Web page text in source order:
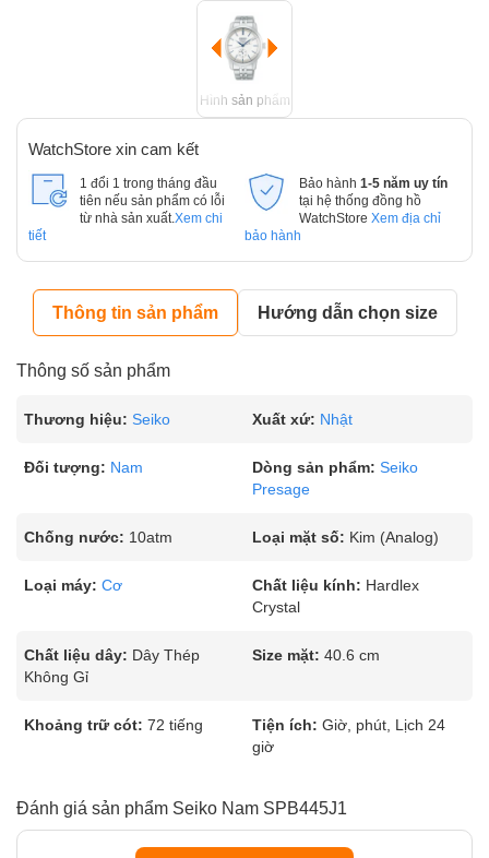
Hình sản phẩm
WatchStore xin cam kết
1 đổi 1 trong tháng đầu
tiên nếu sản phẩm có lỗi
từ nhà sản xuất. Xem chi
tiết
Bảo hành 1-5 năm uy tín
tại hệ thống đồng hồ
WatchStore Xem địa chỉ
bảo hành
Thông tin sản phẩm Hướng dẫn chọn size
Thông số sản phẩm
Thương hiệu: Seiko Xuất xứ: Nhật
Đối tượng: Nam Dòng sản phẩm: Seiko
Presage
Chống nước: 10atm Loại mặt số: Kim (Analog)
Loại máy: Cơ Chất liệu kính: Hardlex
Crystal
Chất liệu dây: Dây Thép
Không Gỉ
Size mặt: 40.6 cm
Khoảng trữ cót: 72 tiếng Tiện ích: Giờ, phút, Lịch 24
giờ
Đánh giá sản phẩm Seiko Nam SPB445J1